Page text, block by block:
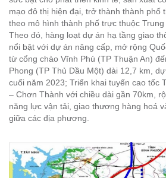
mạo đô thị hiện đại, trở thành thành phố
theo mô hình thành phố trực thuộc
Theo đó, hàng loạt dự án hạ tầng giao
nổi bật với dự án nâng cấp, mở rộng
từ cổng chào Vĩnh Phú (TP Thuận An)
Phong (TP Thủ Dầu Một) dài 12,7 km,
cuối năm 2023; Triển khai tuyến cao tốc
– Chơn Thành với chiều dài gần 70km,
năng lực vận tải, giao thương hàng hoá
giữa các địa phương.